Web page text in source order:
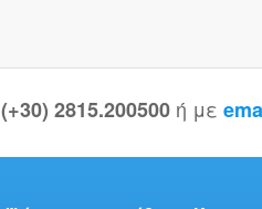
(+30) 2815.200500 ή με